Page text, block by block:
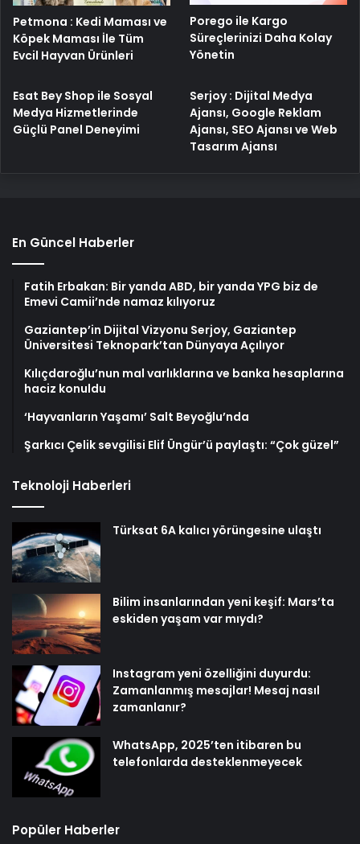
Petmona : Kedi Maması ve
Köpek Maması İle Tüm
Evcil Hayvan Ürünleri
Porego ile Kargo
Süreçlerinizi Daha Kolay
Yönetin
Esat Bey Shop ile Sosyal
Medya Hizmetlerinde
Güçlü Panel Deneyimi
Serjoy : Dijital Medya
Ajansı, Google Reklam
Ajansı, SEO Ajansı ve Web
Tasarım Ajansı
En Güncel Haberler
Fatih Erbakan: Bir yanda ABD, bir yanda YPG biz de
Emevi Camii’nde namaz kılıyoruz
Gaziantep’in Dijital Vizyonu Serjoy, Gaziantep
Üniversitesi Teknopark’tan Dünyaya Açılıyor
Kılıçdaroğlu’nun mal varlıklarına ve banka hesaplarına
haciz konuldu
‘Hayvanların Yaşamı’ Salt Beyoğlu’nda
Şarkıcı Çelik sevgilisi Elif Üngür’ü paylaştı: “Çok güzel”
Teknoloji Haberleri
Türksat 6A kalıcı yörüngesine ulaştı
Bilim insanlarından yeni keşif: Mars’ta
eskiden yaşam var mıydı?
Instagram yeni özelliğini duyurdu:
Zamanlanmış mesajlar! Mesaj nasıl
zamanlanır?
WhatsApp, 2025’ten itibaren bu
telefonlarda desteklenmeyecek
Popüler Haberler